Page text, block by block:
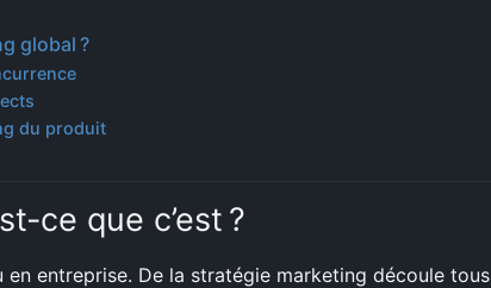
global ?
du produit
ce que c’est ?
entreprise. De la stratégie marketing découle tous